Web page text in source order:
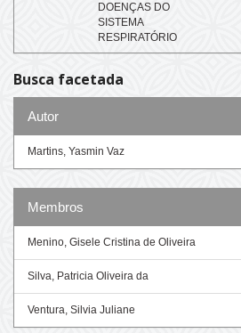
DOENÇAS DO
SISTEMA
RESPIRATÓRIO
Busca facetada
Autor
Martins, Yasmin Vaz
Membros
Menino, Gisele Cristina de Oliveira
Silva, Patricia Oliveira da
Ventura, Silvia Juliane